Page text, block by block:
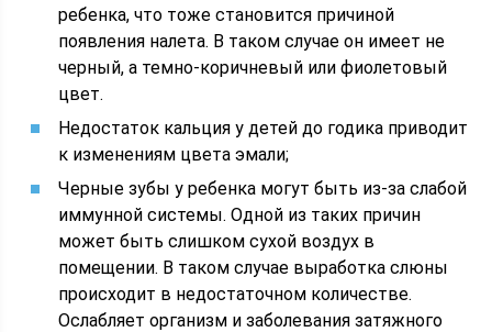
ребенка, что тоже становится причиной
появления налета. В таком случае он имеет не
черный, а темно-коричневый или фиолетовый
цвет.
Недостаток кальция у детей до годика приводит
к изменениям цвета эмали;
Черные зубы у ребенка могут быть из-за слабой
иммунной системы. Одной из таких причин
может быть слишком сухой воздух в
помещении. В таком случае выработка слюны
происходит в недостаточном количестве.
Ослабляет организм и заболевания затяжного